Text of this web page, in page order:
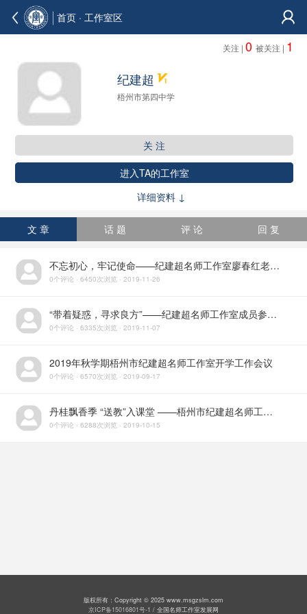
首页 · 工作室区
关注 | 0 被关注 | 1
纪建超
梧州市第四中学
关 注
进入TA的工作室
详细资料 ↓
文 章 话 题 评 论 回 复
不忘初心，牢记使命——纪建超名师工作室廖春红老师上市公开课
0个评论 · 6450次浏览 · 2019-11-26
“带着疑惑，寻求良方”——纪建超名师工作室成员参加梧州市“三名”工作室建设工程培训
0个评论 · 6335次浏览 · 2019-11-07
2019年秋学期梧州市纪建超名师工作室开学工作会议
0个评论 · 6570次浏览 · 2019-09-17
丹桂飘香季 “送教”入课堂 ——梧州市纪建超名师工作室送教下乡活动
0个评论 · 6288次浏览 · 2019-10-15
版权所有：Copyright © 2025 www.msgzslm.com
京ICP备15016801号-1 / 全国名师工作室发展网